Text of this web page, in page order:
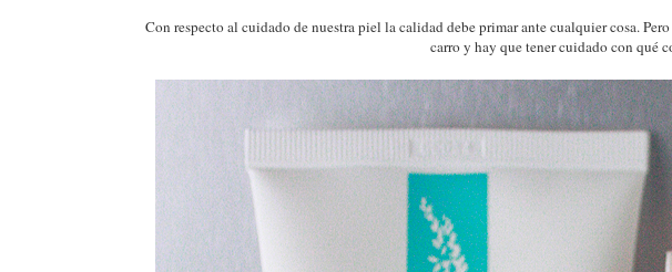
Con respecto al cuidado de nuestra piel la calidad debe primar ante cualquier cosa.
carro y hay que tener cuidado con qué